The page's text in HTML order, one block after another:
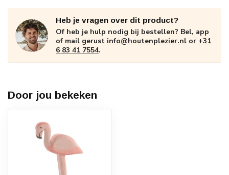
Heb je vragen over dit product?
Of heb je hulp nodig bij bestellen? Bel, app
of mail gerust info@houtenplezier.nl or +31
6 83 41 7554.
Door jou bekeken